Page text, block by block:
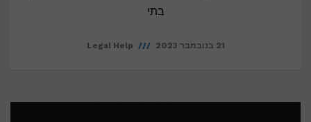
בתי
21 בנובמבר 2023 Legal Help